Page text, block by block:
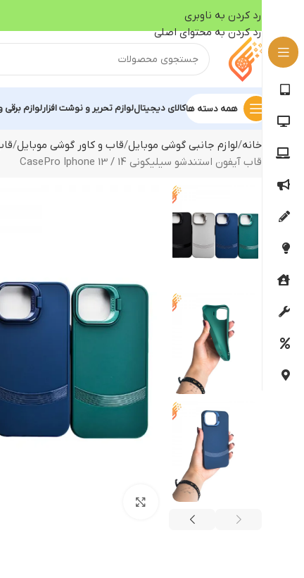
رد کردن به ناوبری
رد کردن به محتوای اصلی
همه دسته هاکالای دیجیتاللوازم تحریر و نوشت افزارلوازم برقی
خانه لوازم جانبی گوشی موبایل قاب و کاور گوشی موبایل
قاب آیفون استندشو سیلیکونی CasePro Iphone 13 / 14